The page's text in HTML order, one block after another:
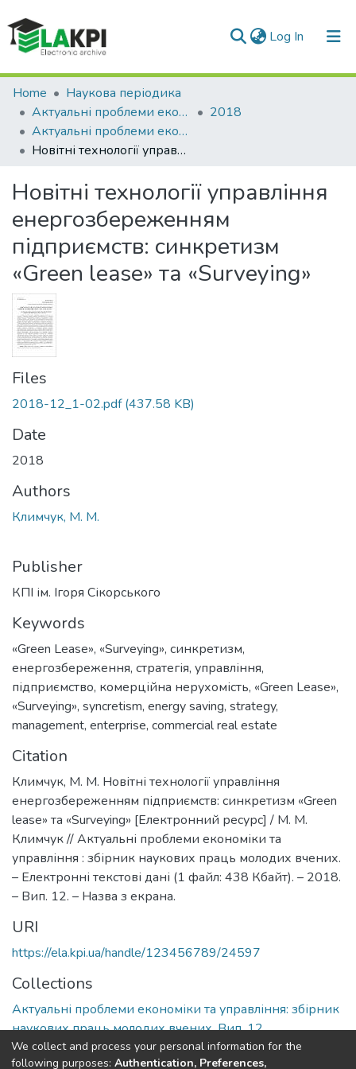
Log In (current)
Communities & Collections
All of DSpace
Statistics
Home
Наукова періодика
Актуальні проблеми економіки та управління
2018
Актуальні проблеми економіки та управління: збірник наукових праць молодих вчених, Вип. 12
Новітні технології управління енергозбереженням підприємств: cинкретизм «Green lease» та «Surveying»
Новітні технології управління
енергозбереженням
підприємств: cинкретизм
«Green lease» та «Surveying»
Files
2018-12_1-02.pdf(437.58 KB)
Date
2018
Authors
Климчук, М. М.
Publisher
КПІ ім. Ігоря Сікорського
Keywords
«Green Lease», «Surveying», синкретизм,
енергозбереження, стратегія, управління,
підприємство, комерційна нерухомість, «Green Lease»,
«Surveying», syncretism, energy saving, strategy,
management, enterprise, commercial real estate
Citation
Климчук, М. М. Новітні технології управління
енергозбереженням підприємств: cинкретизм «Green
lease» та «Surveying» [Електронний ресурс] / М. М.
Климчук // Актуальні проблеми економіки та
управління : збірник наукових праць молодих вчених.
– Електронні текстові дані (1 файл: 438 Кбайт). – 2018.
– Вип. 12. – Назва з екрана.
URI
https://ela.kpi.ua/handle/123456789/24597
Collections
Актуальні проблеми економіки та управління: збірник
наукових праць молодих вчених, Вип. 12
Full item page
We collect and process your personal information for the
following purposes: Authentication, Preferences,